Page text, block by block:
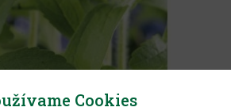
Cookies